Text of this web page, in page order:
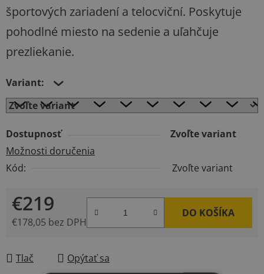
športových zariadení a telocviční. Poskytuje
pohodlné miesto na sedenie a uľahčuje
prezliekanie.
Variant:
Dostupnosť
Zvoľte variant
Možnosti doručenia
Kód:
Zvoľte variant
€219
€178,05 bez DPH
DO KOŠÍKA
Tlač Opýtať sa